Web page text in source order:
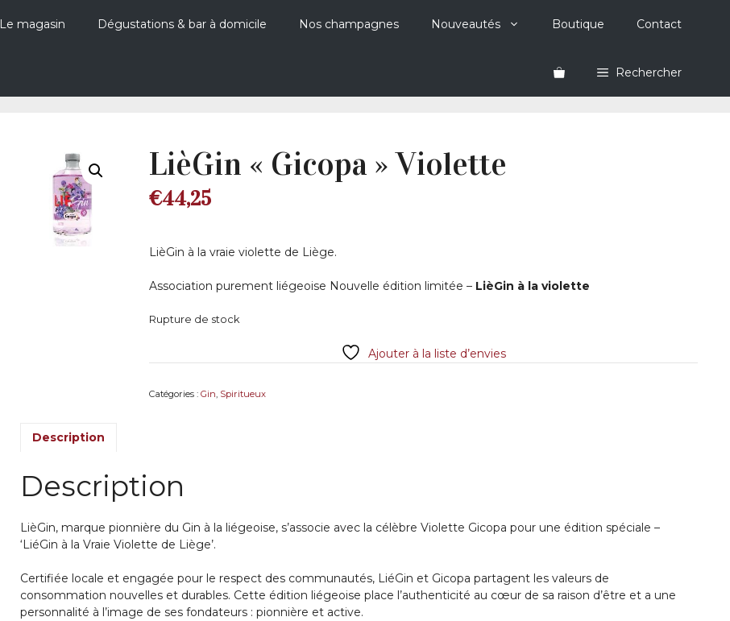
Le magasin Dégustations & bar à domicile Nos champagnes Nouveautés Boutique Contact
Rechercher
LièGin « Gicopa » Violette
€44,25
LièGin à la vraie violette de Liège.
Association purement liégeoise Nouvelle édition limitée – LièGin à la violette
Rupture de stock
Ajouter à la liste d’envies
Catégories : Gin, Spiritueux
Description
Description
LièGin, marque pionnière du Gin à la liégeoise, s’associe avec la célèbre Violette Gicopa pour une édition spéciale –
‘LiéGin à la Vraie Violette de Liège’.
Certifiée locale et engagée pour le respect des communautés, LiéGin et Gicopa partagent les valeurs de
consommation nouvelles et durables. Cette édition liégeoise place l’authenticité au cœur de sa raison d’être et a une
personnalité à l’image de ses fondateurs : pionnière et active.